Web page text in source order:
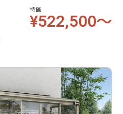
特価
¥522,500～